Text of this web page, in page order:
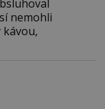
nemohli
kávou,